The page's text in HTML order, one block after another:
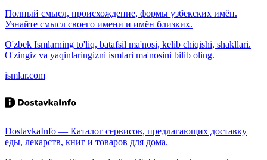
Полный смысл, происхождение, формы узбекских имён.
Узнайте смысл своего имени и имён близких.
O'zbek Ismlarning to'liq, batafsil ma'nosi, kelib chiqishi, shakllari.
O'zingiz va yaqinlaringizni ismlari ma'nosini bilib oling.
ismlar.com
DostavkaInfo — Каталог сервисов, предлагающих доставку
еды, лекарств, книг и товаров для дома.